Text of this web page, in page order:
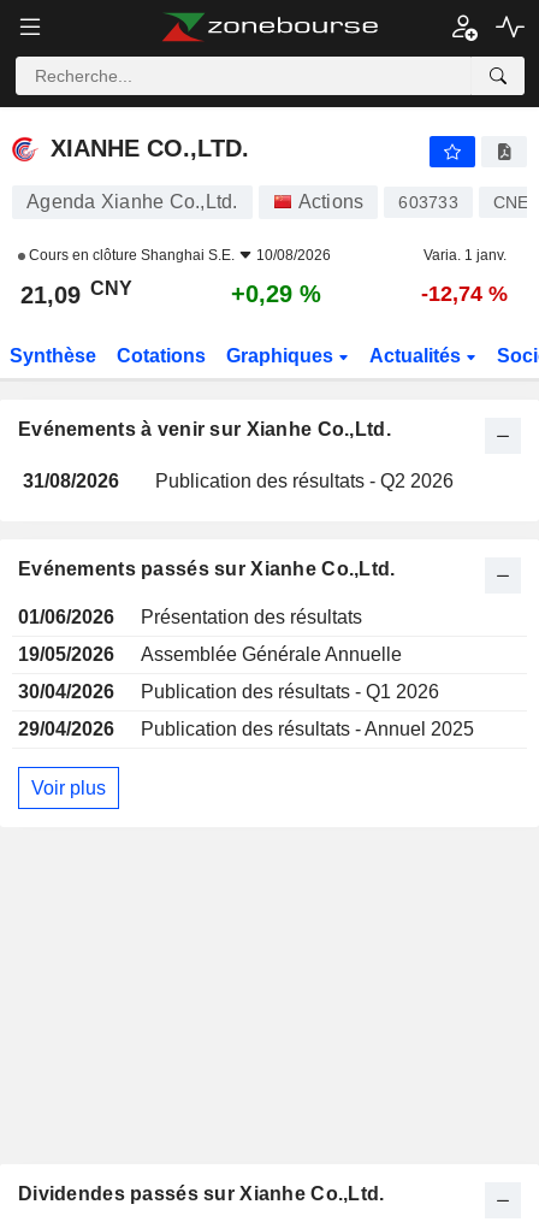
XIANHE CO.,LTD.
XIANHE CO.,LTD.
Agenda Xianhe Co.,Ltd. Actions 603733
Cours en clôture Shanghai S.E. 10/08/2026 Varia. 1 janv.
21,09 CNY +0,29 % -12,74 %
Synthèse Cotations Graphiques Actualités
Evénements à venir sur Xianhe Co.,Ltd.
31/08/2026 Publication des résultats - Q2 2026
Evénements passés sur Xianhe Co.,Ltd.
01/06/2026
Présentation des résultats
19/05/2026
Assemblée Générale Annuelle
30/04/2026
Publication des résultats - Q1 2026
29/04/2026
Publication des résultats - Annuel 2025
Voir plus
Dividendes passés sur Xianhe Co.,Ltd.